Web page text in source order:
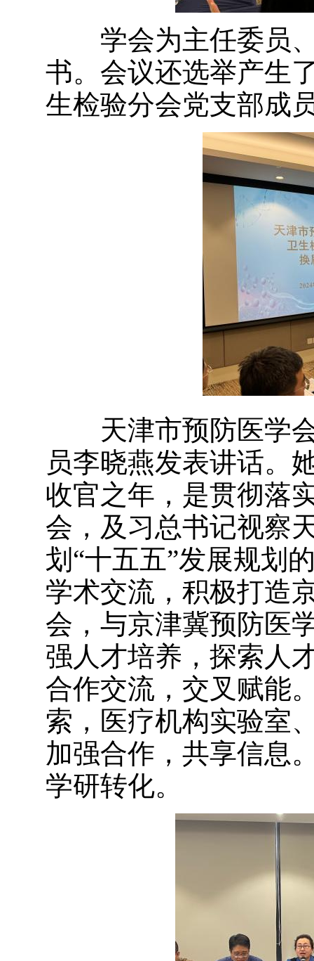
学会为主任委员、
书。会议还选举产生
生检验分会党支部成
天津市预防医学会
员李晓燕发表讲话。
收官之年，是贯彻落
会，及习总书记视察
划“十五五”发展规划
学术交流，积极打造
会，与京津冀预防医
强人才培养，探索人
合作交流，交叉赋能
索，医疗机构实验室
加强合作，共享信息
学研转化。